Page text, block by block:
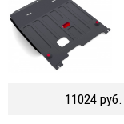
11024 руб.